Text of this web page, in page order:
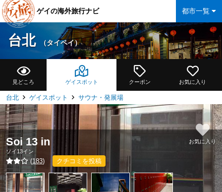
都市一覧
ゲイの海外旅行ナビ
台北 （タイペイ）
見どころ ゲイスポット クーポン お気に入り
台北 ゲイスポット サウナ・発展場
Soi 13 in
ソイ13イン
(183) クチコミを投稿
お気に入り